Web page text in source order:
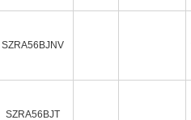
SZRA56BJNV
SZRA56BJT